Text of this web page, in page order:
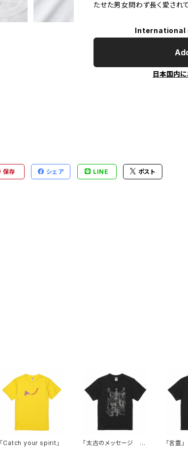
たせた男女問わず長く愛され
International
日本国内
保存 シェア LINE ポスト
「Catch your spirit」
「太古のメッセージ M
「言霊」